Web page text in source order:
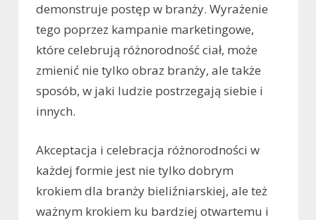
demonstruje postęp w branży. Wyrażenie
tego poprzez kampanie marketingowe,
które celebrują różnorodność ciał, może
zmienić nie tylko obraz branży, ale także
sposób, w jaki ludzie postrzegają siebie i
innych.
Akceptacja i celebracja różnorodności w
każdej formie jest nie tylko dobrym
krokiem dla branży bieliźniarskiej, ale też
ważnym krokiem ku bardziej otwartemu i